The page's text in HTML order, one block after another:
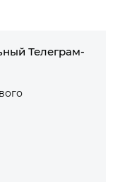
Телеграм-